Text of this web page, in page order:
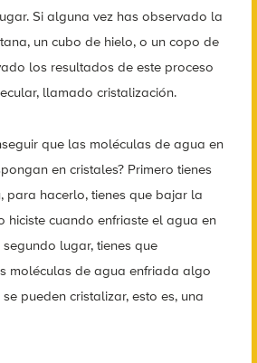
Si alguna vez has observado la
un cubo de hielo, o un copo de
los resultados de este proceso
llamado cristalización.
que las moléculas de agua en
en cristales? Primero tienes
para hacerlo, tienes que bajar la
hiciste cuando enfriaste el agua en
lugar, tienes que
moléculas de agua enfriada algo
pueden cristalizar, esto es, una